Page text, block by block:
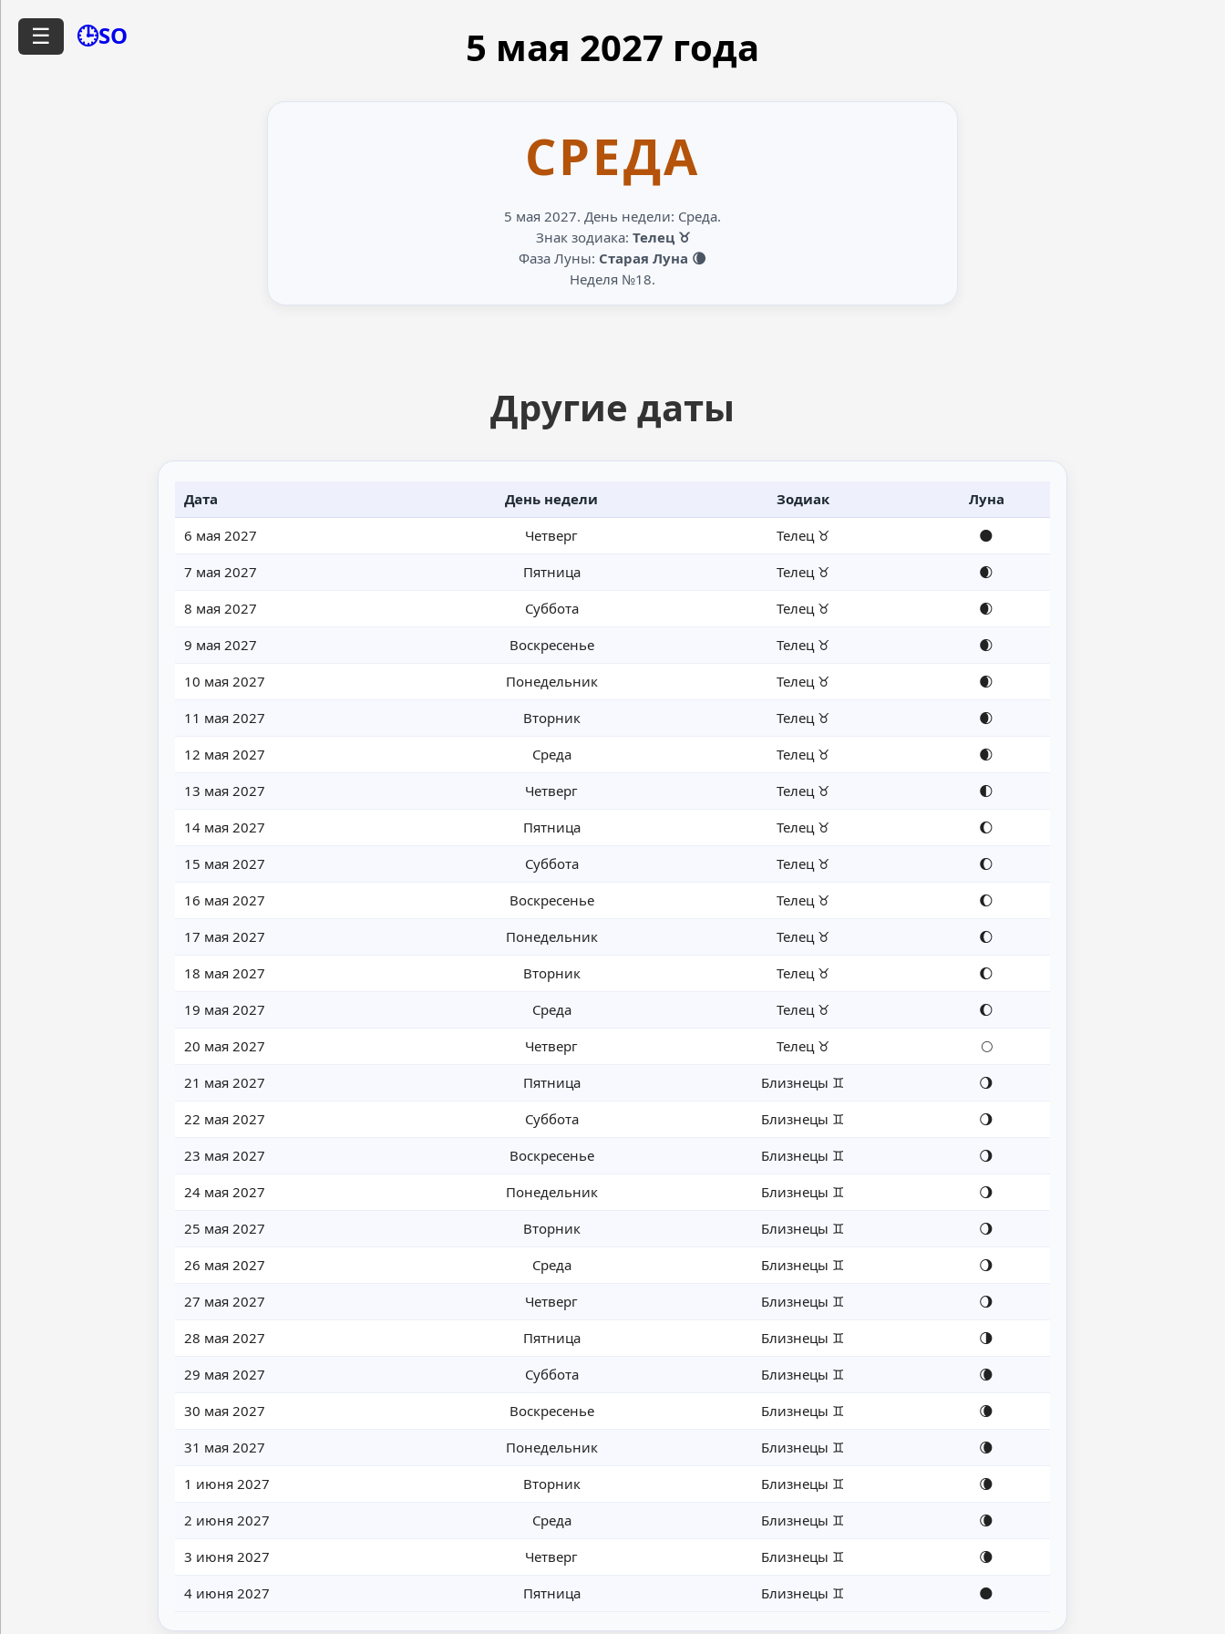
☰ 🕒SO 5 мая 2027 года
СРЕДА
5 мая 2027. День недели: Среда.
Знак зодиака: Телец ♉
Фаза Луны: Старая Луна 🌘
Неделя №18.
Другие даты
Дата День недели Зодиак
Луна
6 мая 2027
Четверг Телец ♉
🌑
7 мая 2027
Пятница Телец ♉
🌒
8 мая 2027
Суббота Телец ♉
🌒
9 мая 2027
Воскресенье Телец ♉
🌒
10 мая 2027
Понедельник Телец ♉
🌒
11 мая 2027
Вторник Телец ♉
🌒
12 мая 2027
Среда Телец ♉
🌒
13 мая 2027
Четверг Телец ♉
🌓
14 мая 2027
Пятница Телец ♉
🌔
15 мая 2027
Суббота Телец ♉
🌔
16 мая 2027
Воскресенье Телец ♉
🌔
17 мая 2027
Понедельник Телец ♉
🌔
18 мая 2027
Вторник Телец ♉
🌔
19 мая 2027
Среда Телец ♉
🌔
20 мая 2027
Четверг Телец ♉
🌕
21 мая 2027
Пятница Близнецы ♊
🌖
22 мая 2027
Суббота Близнецы ♊
🌖
23 мая 2027
Воскресенье Близнецы ♊
🌖
24 мая 2027
Понедельник Близнецы ♊
🌖
25 мая 2027
Вторник Близнецы ♊
🌖
26 мая 2027
Среда Близнецы ♊
🌖
27 мая 2027
Четверг Близнецы ♊
🌖
28 мая 2027
Пятница Близнецы ♊
🌗
29 мая 2027
Суббота Близнецы ♊
🌘
30 мая 2027
Воскресенье Близнецы ♊
🌘
31 мая 2027
Понедельник Близнецы ♊
🌘
1 июня 2027
Вторник Близнецы ♊
🌘
2 июня 2027
Среда Близнецы ♊
🌘
3 июня 2027
Четверг Близнецы ♊
🌘
4 июня 2027
Пятница Близнецы ♊ 🌑